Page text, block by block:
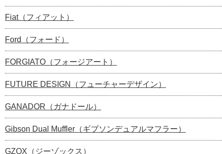
Fiat（フィアット）
Ford（フォード）
FORGIATO（フォージアート）
FUTURE DESIGN（フューチャーデザイン）
GANADOR（ガナドール）
Gibson Dual Muffler（ギブソンデュアルマフラー）
GZOX（ジーゾックス）